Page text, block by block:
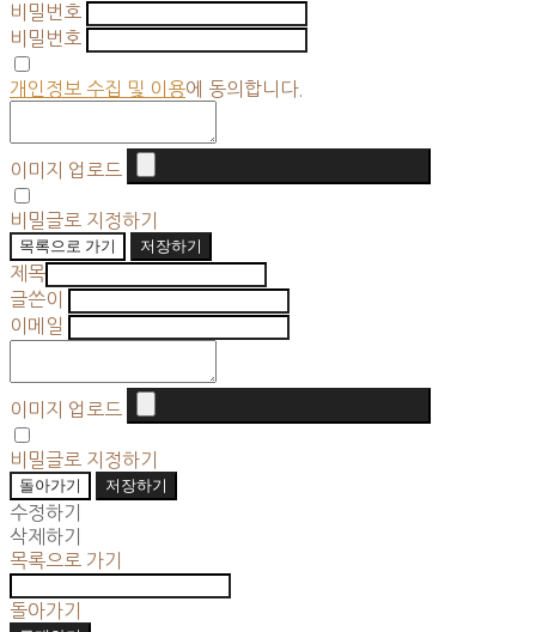
비밀번호
비밀번호
개인정보 수집 및 이용에 동의합니다.
이미지 업로드
비밀글로 지정하기
목록으로 가기
저장하기
제목
글쓴이
이메일
이미지 업로드
비밀글로 지정하기
돌아가기
저장하기
수정하기
삭제하기
목록으로 가기
돌아가기